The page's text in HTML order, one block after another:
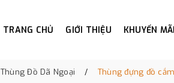
TRANG CHỦ GIỚI THIỆU KHUYẾN MÃI
Thùng Đồ Dã Ngoại Thùng đựng đồ